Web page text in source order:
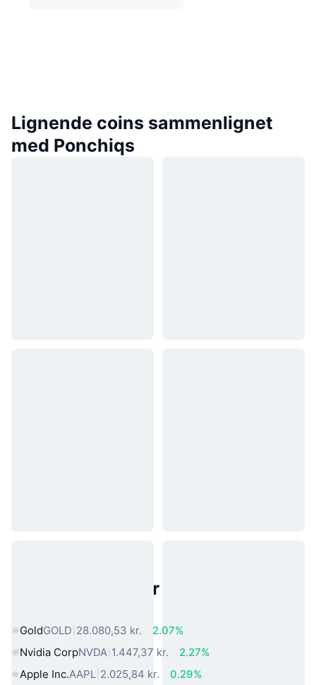
Lignende coins sammenlignet
med Ponchiqs
Populære aktiver fra den virkelige
GoldGOLD 28.080,53 kr.
2.07%
Nvidia CorpNVDA 1.447,37 kr.
2.27%
Apple Inc.AAPL 2.025,84 kr.
0.29%